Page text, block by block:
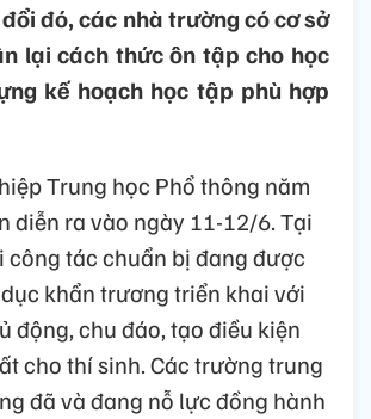
đó, các nhà trường có cơ sở
lại cách thức ôn tập cho học
kế hoạch học tập phù hợp
Trung học Phổ thông năm
diễn ra vào ngày 11-12/6. Tại
công tác chuẩn bị đang được
khẩn trương triển khai với
động, chu đáo, tạo điều kiện
cho thí sinh. Các trường trung
đã và đang nỗ lực đồng hành